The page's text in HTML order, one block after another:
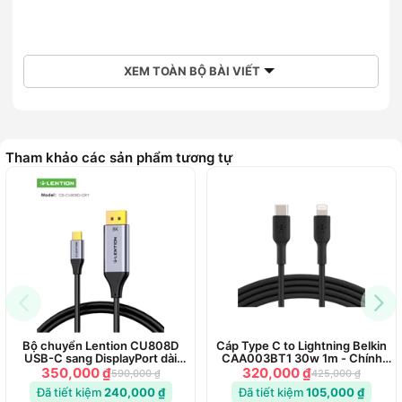
Cáp sạc nhanh USB Type C – C Boost Charge Belkin 60W
XEM TOÀN BỘ BÀI VIẾT
Tham khảo các sản phẩm tương tự
Bộ chuyển Lention CU808D
USB-C sang DisplayPort dài
1.8m (8K 60Hz)
350,000 ₫590,000 ₫
Đã tiết kiệm240,000 ₫
Cáp Type C to Lightning Belkin
CAA003BT1 30w 1m - Chính
Hãng
320,000 ₫425,000 ₫
Đã tiết kiệm105,000 ₫